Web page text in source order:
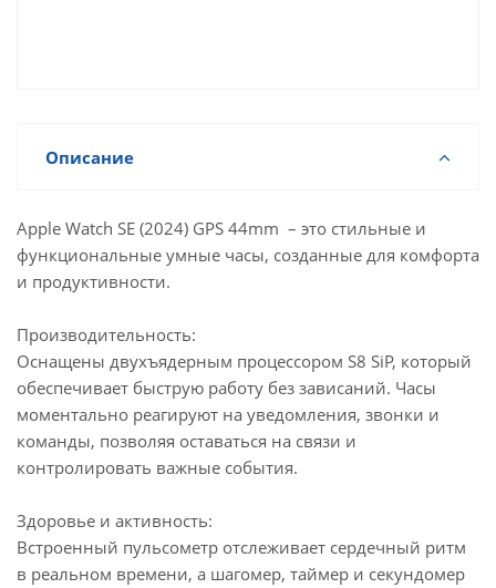
Описание
Apple Watch SE (2024) GPS 44mm – это стильные и
функциональные умные часы, созданные для комфорта
и продуктивности.
Производительность:
Оснащены двухъядерным процессором S8 SiP, который
обеспечивает быструю работу без зависаний. Часы
моментально реагируют на уведомления, звонки и
команды, позволяя оставаться на связи и
контролировать важные события.
Здоровье и активность:
Встроенный пульсометр отслеживает сердечный ритм
в реальном времени, а шагомер, таймер и секундомер